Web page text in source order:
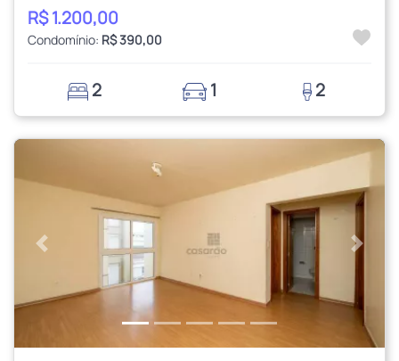
R$ 1.200,00
Condomínio: R$ 390,00
2 1 2
Anterior